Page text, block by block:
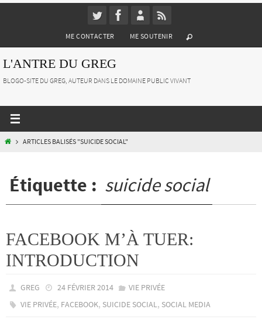
ME CONTACTER ME SOUTENIR
L'ANTRE DU GREG
BLOGO-SITE DU GREG, AUTEUR DANS LE DOMAINE PUBLIC VIVANT
HOMEARTICLES BALISÉS "SUICIDE SOCIAL"
Étiquette : suicide social
FACEBOOK M’À TUER:
INTRODUCTION
GREG 24 FÉVRIER 2014
VIE PRIVÉE
VIE PRIVÉE, FACEBOOK, SUICIDE SOCIAL, SOCIAL MEDIA